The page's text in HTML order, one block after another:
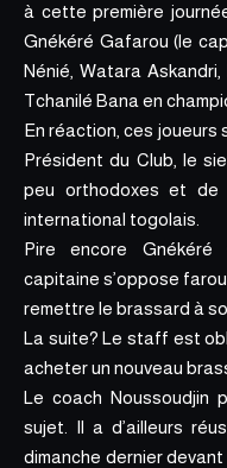
à cette première
Gnékéré Gafarou (le
Nénié, Watara
Tchanilé Bana en
En réaction, ces joueurs
Président du Club, le
peu orthodoxes et de
international togolais.
Pire encore
capitaine s’oppose
remettre le brassard à
La suite? Le staff est
acheter un nouveau
Le coach Noussoudjin
sujet. Il a d’ailleurs
dimanche dernier